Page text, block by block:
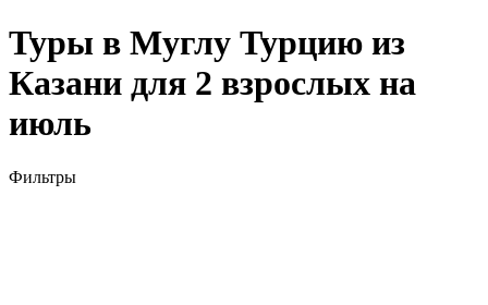
Туры в Муглу Турцию из
Казани для 2 взрослых на
июль
Фильтры